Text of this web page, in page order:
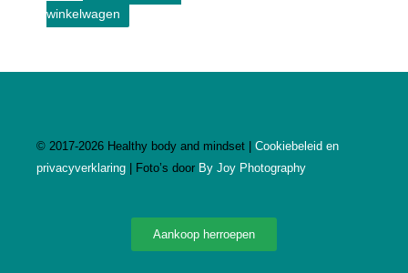
winkelwagen
© 2017-2026 Healthy body and mindset | Cookiebeleid en
privacyverklaring | Foto’s door By Joy Photography
Aankoop herroepen